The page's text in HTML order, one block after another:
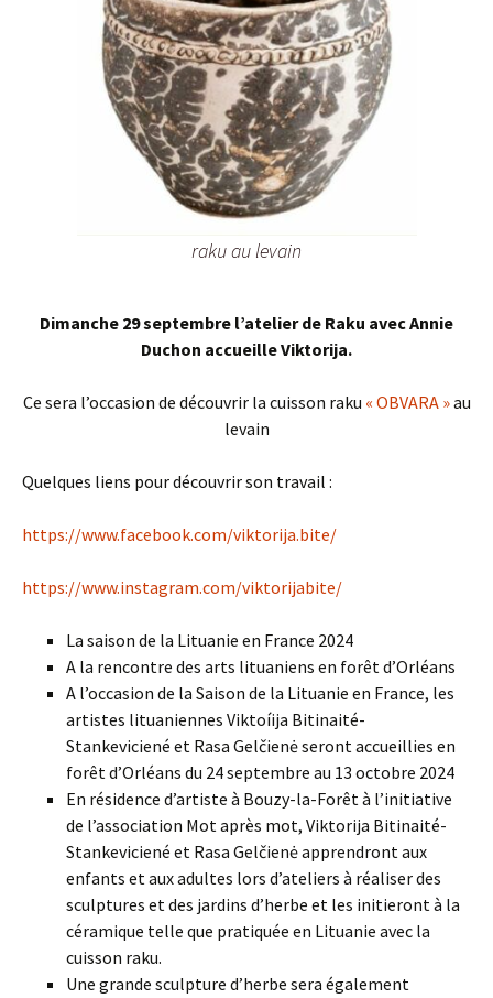
raku au levain
Dimanche 29 septembre l’atelier de Raku avec Annie
Duchon accueille Viktorija.
Ce sera l’occasion de découvrir la cuisson raku « OBVARA »au
levain
Quelques liens pour découvrir son travail :
https://www.facebook.com/viktorija.bite/
https://www.instagram.com/viktorijabite/
La saison de la Lituanie en France 2024
A la rencontre des arts lituaniens en forêt d’Orléans
A l’occasion de la Saison de la Lituanie en France, les
artistes lituaniennes Viktoíija Bitinaité-
Stankeviciené et Rasa Gelčienė seront accueillies en
forêt d’Orléans du 24 septembre au 13 octobre 2024
En résidence d’artiste à Bouzy-la-Forêt à l’initiative
de l’association Mot après mot, Viktorija Bitinaité-
Stankeviciené et Rasa Gelčienė apprendront aux
enfants et aux adultes lors d’ateliers à réaliser des
sculptures et des jardins d’herbe et les initieront à la
céramique telle que pratiquée en Lituanie avec la
cuisson raku.
Une grande sculpture d’herbe sera également